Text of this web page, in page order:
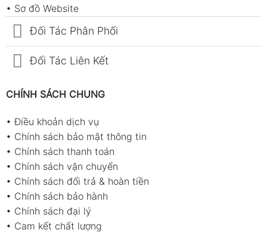
• Sơ đồ Website
Đối Tác Phân Phối
Đối Tác Liên Kết
CHÍNH SÁCH CHUNG
•Điều khoản dịch vụ
• Chính sách bảo mật thông tin
• Chính sách thanh toán
• Chính sách vận chuyển
• Chính sách đổi trả & hoàn tiền
• Chính sách bảo hành
• Chính sách đại lý
• Cam kết chất lượng